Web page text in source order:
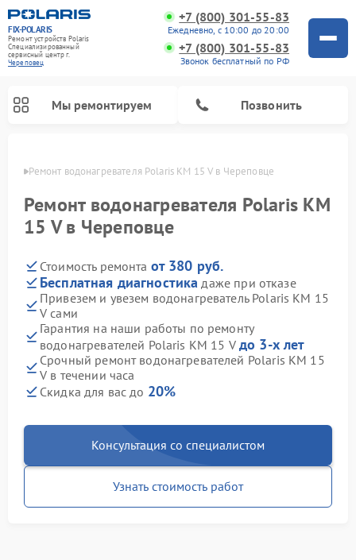
FIX-POLARIS
Ремонт устройств Polaris
Специализированный
cервисный центр г.
Череповец
+7 (800) 301-55-83
Ежедневно, с 10:00 до 20:00
+7 (800) 301-55-83
Звонок бесплатный по РФ
Мы ремонтируем Позвонить
Ремонт водонагревателя Polaris KM 15 V в Череповце
Ремонт водонагревателя Polaris KM
15 V в Череповце
Стоимость ремонта от 380 руб.
Бесплатная диагностика даже при отказе
Привезем и увезем водонагреватель Polaris KM 15
V сами
Гарантия на наши работы по ремонту
водонагревателей Polaris KM 15 V до 3-х лет
Срочный ремонт водонагревателей Polaris KM 15
V в течении часа
Скидка для вас до 20%
Консультация со специалистом
Узнать стоимость работ